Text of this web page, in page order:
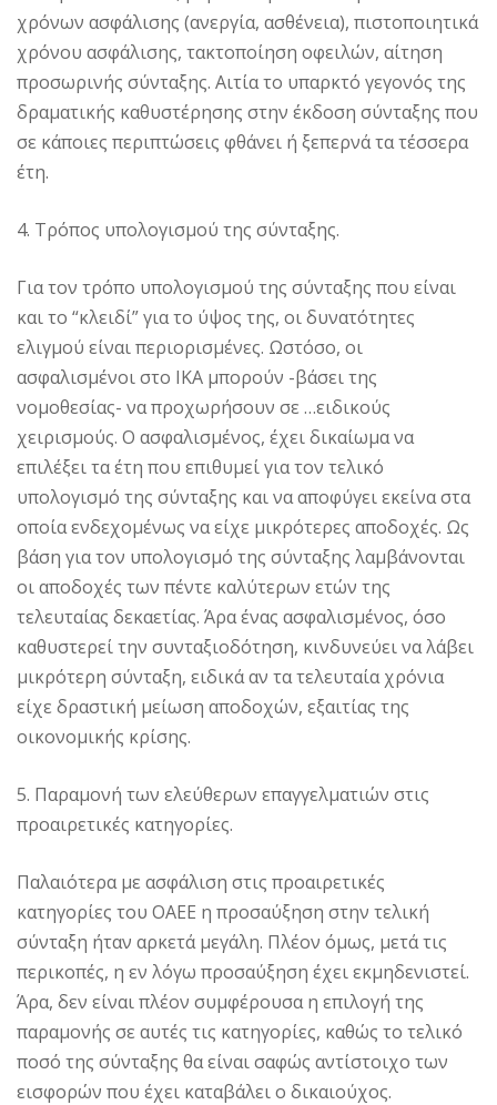
χρόνων ασφάλισης (ανεργία, ασθένεια), πιστοποιητικά
χρόνου ασφάλισης, τακτοποίηση οφειλών, αίτηση
προσωρινής σύνταξης. Αιτία το υπαρκτό γεγονός της
δραματικής καθυστέρησης στην έκδοση σύνταξης που
σε κάποιες περιπτώσεις φθάνει ή ξεπερνά τα τέσσερα
έτη.
4. Τρόπος υπολογισμού της σύνταξης.
Για τον τρόπο υπολογισμού της σύνταξης που είναι
και το “κλειδί” για το ύψος της, οι δυνατότητες
ελιγμού είναι περιορισμένες. Ωστόσο, οι
ασφαλισμένοι στο ΙΚΑ μπορούν -βάσει της
νομοθεσίας- να προχωρήσουν σε …ειδικούς
χειρισμούς. Ο ασφαλισμένος, έχει δικαίωμα να
επιλέξει τα έτη που επιθυμεί για τον τελικό
υπολογισμό της σύνταξης και να αποφύγει εκείνα στα
οποία ενδεχομένως να είχε μικρότερες αποδοχές. Ως
βάση για τον υπολογισμό της σύνταξης λαμβάνονται
οι αποδοχές των πέντε καλύτερων ετών της
τελευταίας δεκαετίας. Άρα ένας ασφαλισμένος, όσο
καθυστερεί την συνταξιοδότηση, κινδυνεύει να λάβει
μικρότερη σύνταξη, ειδικά αν τα τελευταία χρόνια
είχε δραστική μείωση αποδοχών, εξαιτίας της
οικονομικής κρίσης.
5. Παραμονή των ελεύθερων επαγγελματιών στις
προαιρετικές κατηγορίες.
Παλαιότερα με ασφάλιση στις προαιρετικές
κατηγορίες του ΟΑΕΕ η προσαύξηση στην τελική
σύνταξη ήταν αρκετά μεγάλη. Πλέον όμως, μετά τις
περικοπές, η εν λόγω προσαύξηση έχει εκμηδενιστεί.
Άρα, δεν είναι πλέον συμφέρουσα η επιλογή της
παραμονής σε αυτές τις κατηγορίες, καθώς το τελικό
ποσό της σύνταξης θα είναι σαφώς αντίστοιχο των
εισφορών που έχει καταβάλει ο δικαιούχος.